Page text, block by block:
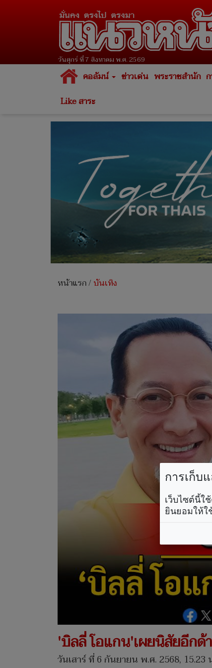
วันศุกร์ ที่ 7 สิงหาคม พ.ศ. 2569
คอลัมน์ ข่าวเด่น พระราชสำนัก
Like สาระ
หน้าแรก/บันเทิง
'บิลลี่ โอแกน'เผยนิสัยอีกด้
วันเสาร์ ที่ 6 กันยายน พ.ศ. 2568, 15.23
การเก็บ
เว็บไซต์นี้ใ
ยินยอมให้ใ